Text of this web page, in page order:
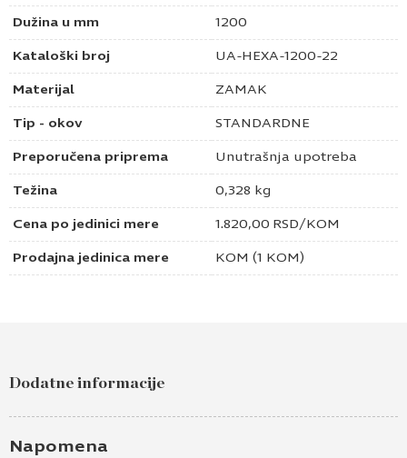
Dužina u mm 1200
Kataloški broj UA-HEXA-1200-22
Materijal ZAMAK
Tip - okov STANDARDNE
Preporučena priprema Unutrašnja upotreba
Težina 0,328 kg
Cena po jedinici mere 1.820,00 RSD/KOM
Prodajna jedinica mere KOM (1 KOM)
Dodatne informacije
Napomena